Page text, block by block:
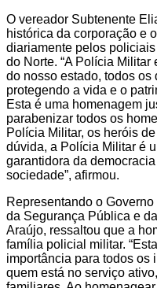
O vereador Subtenente
histórica da corporação e
diariamente pelos
do Norte. “A Polícia
do nosso estado, todos os
protegendo a vida e o
Esta é uma homenagem
parabenizar todos os
Polícia Militar, os heróis
dúvida, a Polícia Militar é
garantidora da
sociedade”, afirmou.
Representando o
da Segurança Pública e
Araújo, ressaltou que a
família policial militar.
importância para todos os
quem está no serviço